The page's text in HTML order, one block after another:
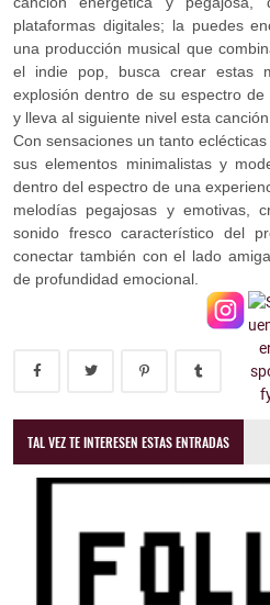
plataformas digitales; la puedes
una producción musical que
el indie pop, busca crear estas
explosión dentro de su espectro
y lleva al siguiente nivel esta
Con sensaciones un tanto
sus elementos minimalistas y
dentro del espectro de una
melodías pegajosas y emotivas,
sonido fresco característico del
conectar también con el lado
de profundidad emocional.
TAL VEZ TE INTERESEN ESTAS ENTRADAS